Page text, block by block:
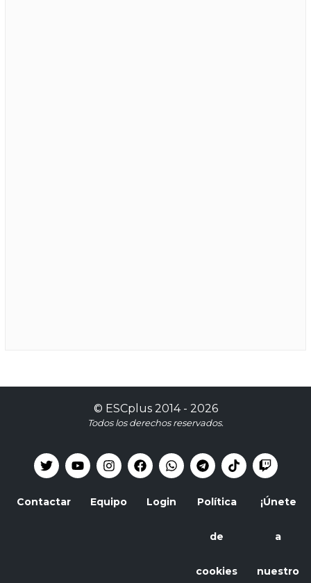
© ESCplus2014 - 2026
Todos los derechos reservados.
Contactar Equipo Login Política
de
cookies
¡Únete
a
nuestro